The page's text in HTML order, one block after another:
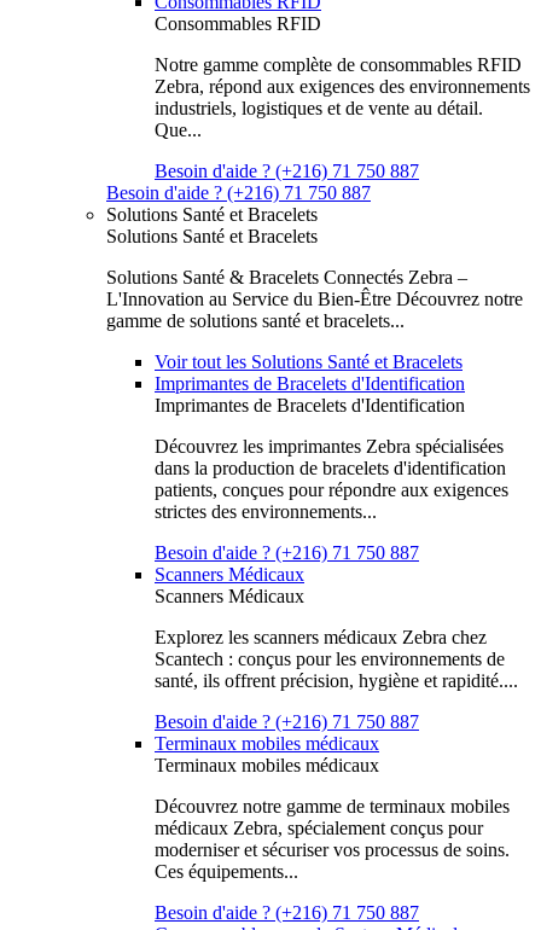
Consommables RFID
Notre gamme complète de consommables RFID
Zebra, répond aux exigences des environnements
industriels, logistiques et de vente au détail.
Que...
Besoin d'aide ? (+216) 71 750 887
Besoin d'aide ? (+216) 71 750 887
Solutions Santé et Bracelets
Solutions Santé et Bracelets
Solutions Santé & Bracelets Connectés Zebra –
L'Innovation au Service du Bien-Être Découvrez notre
gamme de solutions santé et bracelets...
Voir tout les Solutions Santé et Bracelets
Imprimantes de Bracelets d'Identification
Imprimantes de Bracelets d'Identification
Découvrez les imprimantes Zebra spécialisées
dans la production de bracelets d'identification
patients, conçues pour répondre aux exigences
strictes des environnements...
Besoin d'aide ? (+216) 71 750 887
Scanners Médicaux
Scanners Médicaux
Explorez les scanners médicaux Zebra chez
Scantech : conçus pour les environnements de
santé, ils offrent précision, hygiène et rapidité....
Besoin d'aide ? (+216) 71 750 887
Terminaux mobiles médicaux
Terminaux mobiles médicaux
Découvrez notre gamme de terminaux mobiles
médicaux Zebra, spécialement conçus pour
moderniser et sécuriser vos processus de soins.
Ces équipements...
Besoin d'aide ? (+216) 71 750 887